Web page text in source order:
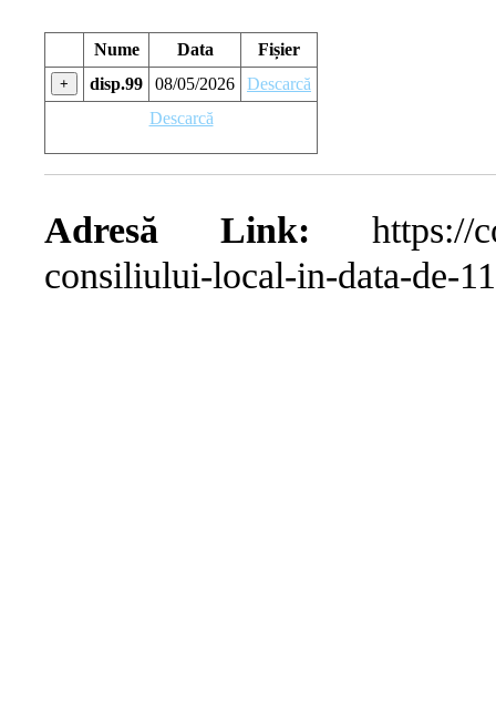
Nume Data Fișier
+ disp.99 08/05/2026
Descarcă
Descarcă
Adresă Link: https://
consiliului-local-in-data-de-